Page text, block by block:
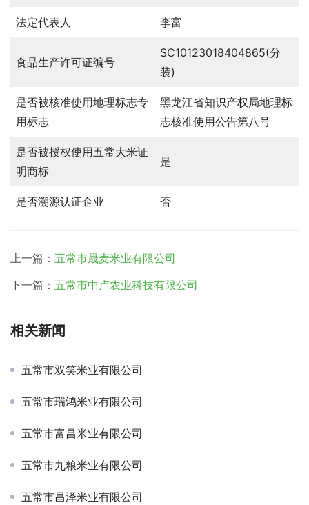
法定代表人 李富
食品生产许可证编号
SC10123018404865(分
装)
是否被核准使用地理标志专
用标志
黑龙江省知识产权局地理标
志核准使用公告第八号
是否被授权使用五常大米证
明商标
是
是否溯源认证企业 否
上一篇： 五常市晟麦米业有限公司
下一篇： 五常市中卢农业科技有限公司
相关新闻
五常市双笑米业有限公司
五常市瑞鸿米业有限公司
五常市富昌米业有限公司
五常市九粮米业有限公司
五常市昌泽米业有限公司